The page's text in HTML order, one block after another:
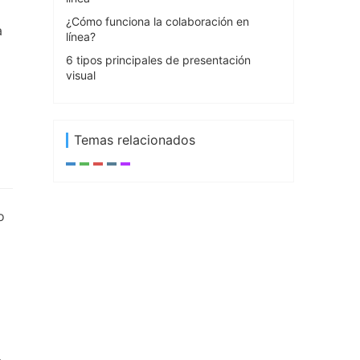
¿Cómo funciona la colaboración en
línea?
6 tipos principales de presentación
visual
Temas relacionados